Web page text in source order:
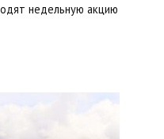
недельную акцию